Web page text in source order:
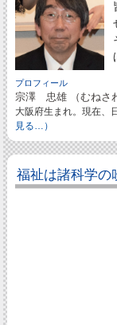
プロフィール
宗澤 忠雄 （むねさ
大阪府生まれ。現在、
見る…）
福祉は諸科学の